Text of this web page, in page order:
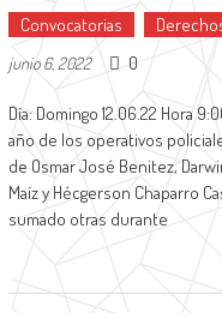
Convocatorias
junio 6, 2022
0
Día: Domingo 12.06.22 Hora
año de los operativos
de Osmar José Benitez,
Maíz y Hécgerson Chaparro
sumado otras durante